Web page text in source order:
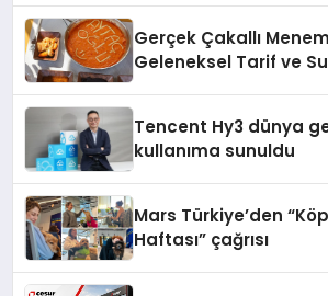
Gerçek Çakallı
Geleneksel Tarif ve
Tencent Hy3 dünya
kullanıma sunuldu
Mars Türkiye’den
Haftası” çağrısı